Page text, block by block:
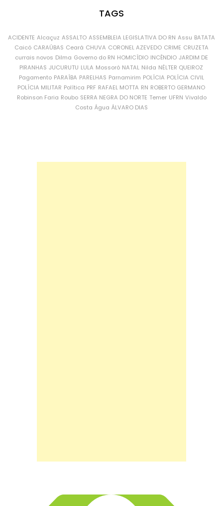
TAGS
ACIDENTE Alcaçuz ASSALTO ASSEMBLEIA LEGISLATIVA DO RN Assu BATATA
Caicó CARAÚBAS Ceará CHUVA CORONEL AZEVEDO CRIME CRUZETA
currais novos Dilma Governo do RN HOMICÍDIO INCÊNDIO JARDIM DE
PIRANHAS JUCURUTU LULA Mossoró NATAL Nilda NÉLTER QUEIROZ
Pagamento PARAÍBA PARELHAS Parnamirim POLÍCIA POLÍCIA CIVIL
POLÍCIA MILITAR Política PRF RAFAEL MOTTA RN ROBERTO GERMANO
Robinson Faria Roubo SERRA NEGRA DO NORTE Temer UFRN Vivaldo
Costa Água ÁLVARO DIAS